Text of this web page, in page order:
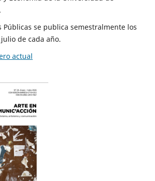
Públicas se publica semestralmente los
de cada año.
actual